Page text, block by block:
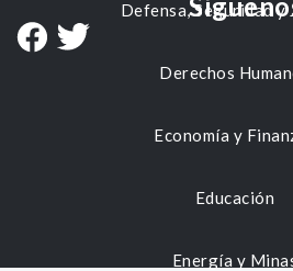
Defensa, Seguridad y
Derechos
Economía y
Educación
Energía y